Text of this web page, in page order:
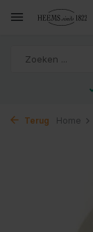
Terug Home